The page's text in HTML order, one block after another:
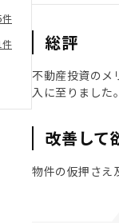
件
件 総評
不動産投資のメ
入に至りました
改善して
物件の仮押さえ